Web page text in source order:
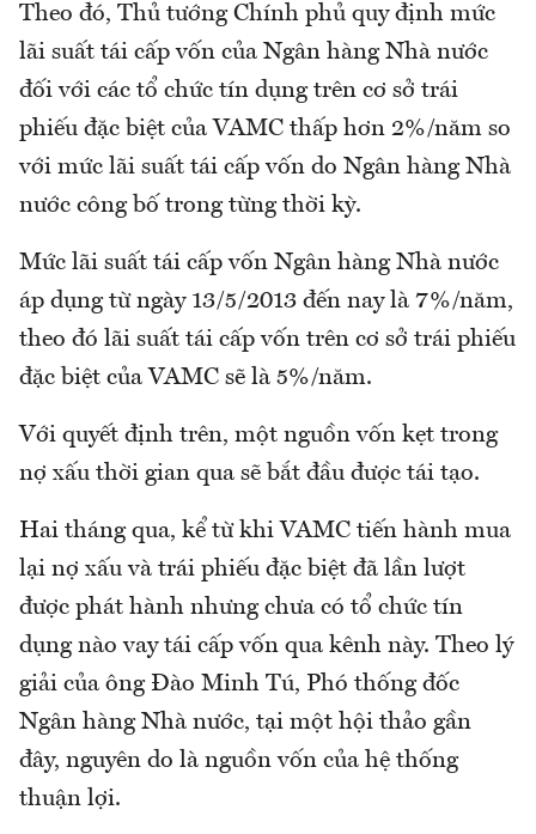
Theo đó, Thủ tướng Chính phủ quy định mức
lãi suất tái cấp vốn của Ngân hàng Nhà nước
đối với các tổ chức tín dụng trên cơ sở trái
phiếu đặc biệt của VAMC thấp hơn 2%/năm so
với mức lãi suất tái cấp vốn do Ngân hàng Nhà
nước công bố trong từng thời kỳ.
Mức lãi suất tái cấp vốn Ngân hàng Nhà nước
áp dụng từ ngày 13/5/2013 đến nay là 7%/năm,
theo đó lãi suất tái cấp vốn trên cơ sở trái phiếu
đặc biệt của VAMC sẽ là 5%/năm.
Với quyết định trên, một nguồn vốn kẹt trong
nợ xấu thời gian qua sẽ bắt đầu được tái tạo.
Hai tháng qua, kể từ khi VAMC tiến hành mua
lại nợ xấu và trái phiếu đặc biệt đã lần lượt
được phát hành nhưng chưa có tổ chức tín
dụng nào vay tái cấp vốn qua kênh này. Theo lý
giải của ông Đào Minh Tú, Phó thống đốc
Ngân hàng Nhà nước, tại một hội thảo gần
đây, nguyên do là nguồn vốn của hệ thống
thuận lợi.